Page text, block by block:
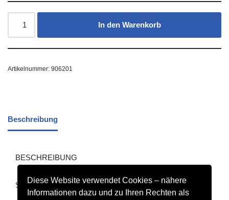
In den Warenkorb
Artikelnummer: 906201
Beschreibung
BESCHREIBUNG
Softshelljacke Function
Diese Website verwendet Cookies – nähere
Informationen dazu und zu Ihren Rechten als